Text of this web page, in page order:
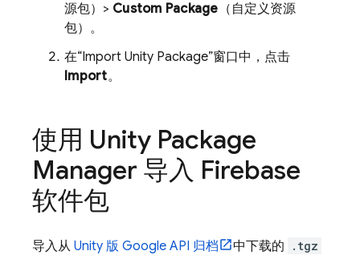
源包）> Custom Package （自定义资源
包）。
在“Import Unity Package”窗口中，点击
Import。
使用 Unity Package
Manager 导入 Firebase
软件包
导入从 Unity 版 Google API 归档 中下载的 .tgz